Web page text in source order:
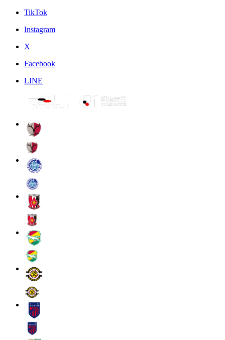
TikTok
Instagram
X
Facebook
LINE